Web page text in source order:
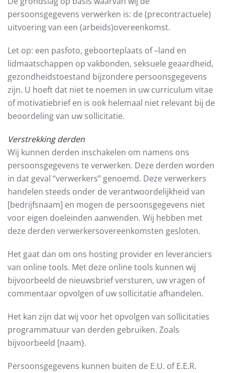
persoonsgegevens verwerken is: de (precontractuele)
uitvoering van een (arbeids)overeenkomst.
Let op: een pasfoto, geboorteplaats of –land en
lidmaatschappen op vakbonden, seksuele geaardheid,
gezondheidstoestand bijzondere persoonsgegevens
zijn. U hoeft dat niet te noemen in uw curriculum vitae
of motivatiebrief en is ook helemaal niet relevant bij de
beoordeling van uw sollicitatie.
Verstrekking derden
Wij kunnen derden inschakelen om namens ons
persoonsgegevens te verwerken. Deze derden worden
in dat geval “verwerkers” genoemd. Deze verwerkers
handelen steeds onder de verantwoordelijkheid van
[bedrijfsnaam] en mogen de persoonsgegevens niet
voor eigen doeleinden aanwenden. Wij hebben met
deze derden verwerkersovereenkomsten gesloten.
Het gaat dan om ons hosting provider en leveranciers
van online tools. Met deze online tools kunnen wij
bijvoorbeeld de nieuwsbrief versturen, uw vragen of
commentaar opvolgen of uw sollicitatie afhandelen.
Het kan zijn dat wij voor het opvolgen van sollicitaties
programmatuur van derden gebruiken. Zoals
bijvoorbeeld [naam}.
Persoonsgegevens kunnen buiten de E.U. of E.E.R.